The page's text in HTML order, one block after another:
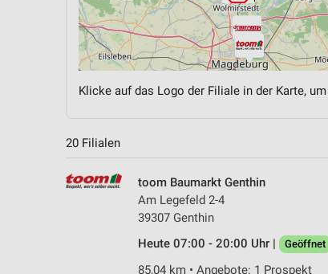
Klicke auf das Logo der Filiale in der Karte,
20 Filialen
toom Baumarkt Genthin
Am Legefeld 2-4
39307 Genthin
Heute 07:00 - 20:00 Uhr |
Geöffnet
85,04 km • Angebote: 1 Prospekt